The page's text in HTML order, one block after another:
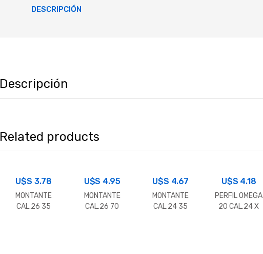
DESCRIPCIÓN
Descripción
Related products
U$S 3.78
MONTANTE
CAL.26 35
U$S 4.95
MONTANTE
CAL.26 70
U$S 4.67
MONTANTE
CAL.24 35
U$S 4.18
PERFIL OMEGA
20 CAL.24 X